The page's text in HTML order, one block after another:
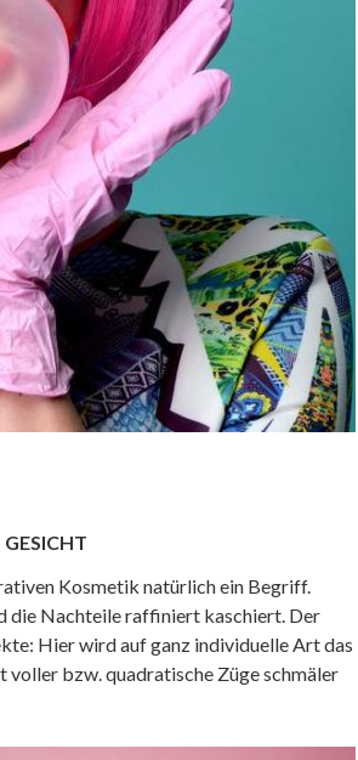
Kosmetik natürlich ein Begriff.
die Nachteile raffiniert kaschiert. Der
Hier wird auf ganz individuelle Art das
voller bzw. quadratische Züge schmäler